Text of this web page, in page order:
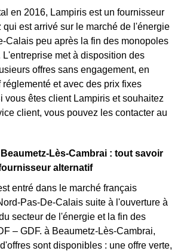
en 2016, Lampiris est un fournisseur
qui est arrivé sur le marché de l'énergie
Calais peu après la fin des monopoles
L'entreprise met à disposition des
offres sans engagement, en
et avec des prix fixes
vous êtes client Lampiris et souhaitez
client, vous pouvez les contacter au
Lès-Cambrai : tout savoir
alternatif
entré dans le marché français
Pas-De-Calais suite à l'ouverture à
secteur de l'énergie et la fin des
– GDF. à Beaumetz-Lès-Cambrai,
sont disponibles : une offre verte,